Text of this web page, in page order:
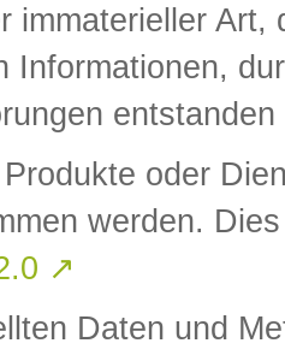
immaterieller
Informationen,
oder
werden.
↗
Daten und